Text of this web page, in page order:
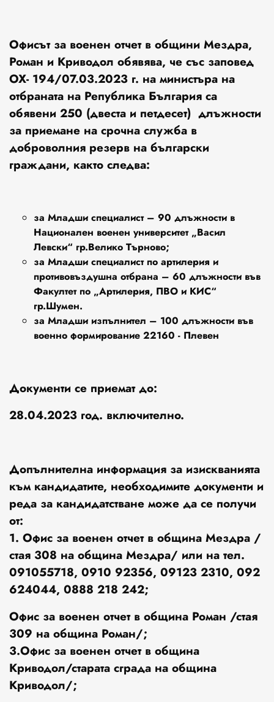
Офисът за военен отчет в общини Мездра,
Роман и Криводол обявява, че със заповед
ОХ- 194/07.03.2023 г. на министъра на
отбраната на Република България са
обявени 250 (двеста и петдесет) длъжности
за приемане на срочна служба в
доброволния резерв на български
граждани, както следва:
за Младши специалист – 90 длъжности в
Национален военен университет „Васил
Левски“ гр.Велико Търново;
за Младши специалист по артилерия и
противовъздушна отбрана – 60 длъжности във
Факултет по „Артилерия, ПВО и КИС“
гр.Шумен.
за Младши изпълнител – 100 длъжности във
военно формирование 22160 - Плевен
Документи се приемат до:
28.04.2023 год. включително.
Допълнителна информация за изискванията
към кандидатите, необходимите документи и
реда за кандидатстване може да се получи
от:
1. Офис за военен отчет в община Мездра /
стая 308 на община Мездра/ или на тел.
091055718, 0910 92356, 09123 2310, 092
624044, 0888 218 242;
Офис за военен отчет в община Роман /стая
309 на община Роман/;
3.Офис за военен отчет в община
Криводол/старата сграда на община
Криводол/;